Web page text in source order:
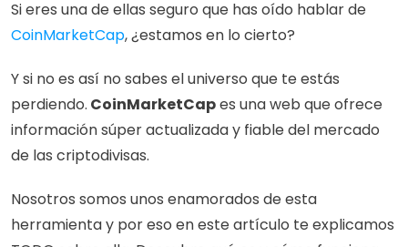
CoinMarketCap, ¿estamos en lo cierto?
Y si no es así no sabes el universo que te estás
perdiendo. CoinMarketCap es una web que ofrece
información súper actualizada y fiable del mercado
de las criptodivisas.
Nosotros somos unos enamorados de esta
herramienta y por eso en este artículo te explicamos